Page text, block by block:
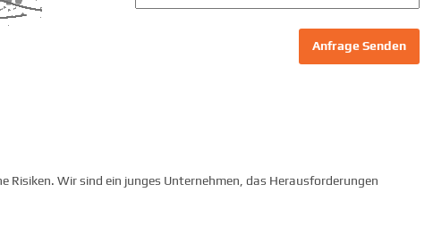
Anfrage Senden
Wir sind ein junges Unternehmen, das Herausforderungen